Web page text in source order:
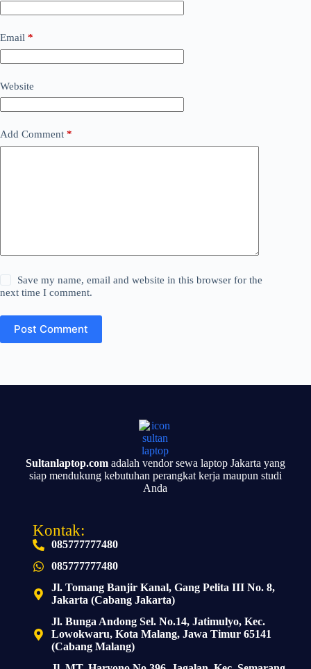
Email *
Website
Add Comment *
Save my name, email and website in this browser for the
next time I comment.
Post Comment
Sultanlaptop.comadalah vendor sewa laptop Jakarta yang
siap mendukung kebutuhan perangkat kerja maupun studi
Anda
Kontak:
085777777480
085777777480
Jl. Tomang Banjir Kanal, Gang Pelita III No. 8,
Jakarta (Cabang Jakarta)
Jl. Bunga Andong Sel. No.14, Jatimulyo, Kec.
Lowokwaru, Kota Malang, Jawa Timur 65141
(Cabang Malang)